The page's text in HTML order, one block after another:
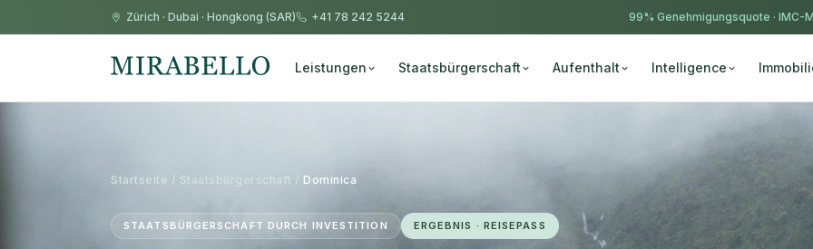
Zürich · Dubai · Hongkong (SAR) +41 78 242 5244 99% Genehmigungsquote · IMC-
Leistungen Staatsbürgerschaft Aufenthalt Intelligence
Startseite / Staatsbürgerschaft / Dominica
STAATSBÜRGERSCHAFT DURCH INVESTITION ERGEBNIS · REISEPASS